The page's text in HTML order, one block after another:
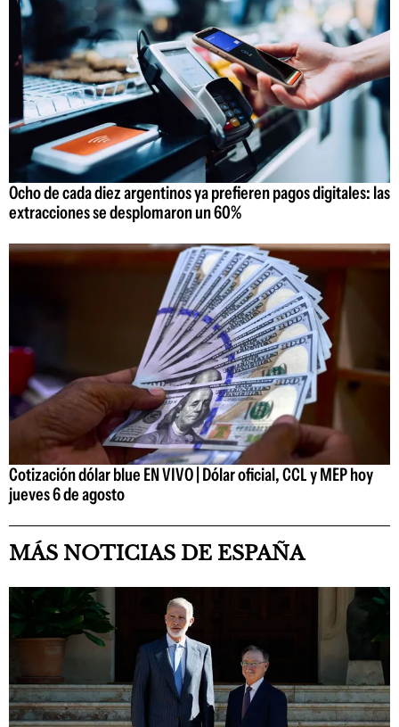
Ocho de cada diez argentinos ya prefieren pagos digitales: las
extracciones se desplomaron un 60%
Cotización dólar blue EN VIVO | Dólar oficial, CCL y MEP hoy
jueves 6 de agosto
MÁS NOTICIAS DE ESPAÑA